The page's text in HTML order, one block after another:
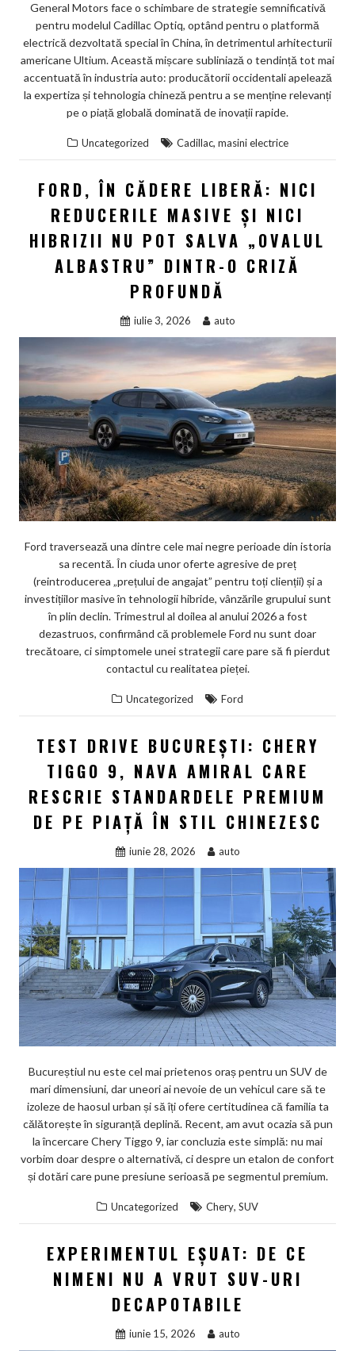
General Motors face o schimbare de strategie semnificativă
pentru modelul Cadillac Optiq, optând pentru o platformă
electrică dezvoltată special în China, în detrimentul arhitecturii
americane Ultium. Această mișcare subliniază o tendință tot mai
accentuată în industria auto: producătorii occidentali apelează
la expertiza și tehnologia chineză pentru a se menține relevanți
pe o piață globală dominată de inovații rapide.
Uncategorized Cadillac, masini electrice
FORD, ÎN CĂDERE LIBERĂ: NICI
REDUCERILE MASIVE ȘI NICI
HIBRIZII NU POT SALVA „OVALUL
ALBASTRU” DINTR-O CRIZĂ
PROFUNDĂ
iulie 3, 2026 auto
Ford traversează una dintre cele mai negre perioade din istoria
sa recentă. În ciuda unor oferte agresive de preț
(reintroducerea „prețului de angajat” pentru toți clienții) și a
investițiilor masive în tehnologii hibride, vânzările grupului sunt
în plin declin. Trimestrul al doilea al anului 2026 a fost
dezastruos, confirmând că problemele Ford nu sunt doar
trecătoare, ci simptomele unei strategii care pare să fi pierdut
contactul cu realitatea pieței.
Uncategorized Ford
TEST DRIVE BUCUREȘTI: CHERY
TIGGO 9, NAVA AMIRAL CARE
RESCRIE STANDARDELE PREMIUM
DE PE PIAȚĂ ÎN STIL CHINEZESC
iunie 28, 2026 auto
Bucureștiul nu este cel mai prietenos oraș pentru un SUV de
mari dimensiuni, dar uneori ai nevoie de un vehicul care să te
izoleze de haosul urban și să îți ofere certitudinea că familia ta
călătorește în siguranță deplină. Recent, am avut ocazia să pun
la încercare Chery Tiggo 9, iar concluzia este simplă: nu mai
vorbim doar despre o alternativă, ci despre un etalon de confort
și dotări care pune presiune serioasă pe segmentul premium.
Uncategorized Chery, SUV
EXPERIMENTUL EȘUAT: DE CE
NIMENI NU A VRUT SUV-URI
DECAPOTABILE
iunie 15, 2026 auto